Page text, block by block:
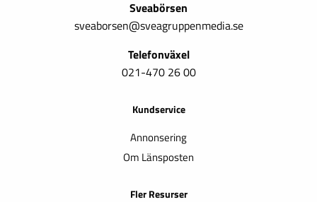
Sveabörsen
sveaborsen@sveagruppenmedia.se
Telefonväxel
021-470 26 00
Kundservice
Annonsering
Om Länsposten
Fler Resurser